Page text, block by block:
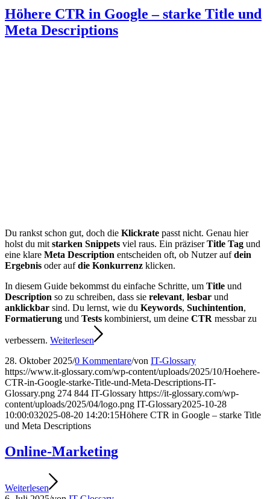
Höhere CTR in Google – starke Title und
Meta Descriptions
Du rankst schon gut, doch die Klickrate passt nicht. Genau hier
holst du mit starken Snippets viel raus. Ein präziserTitle Tag und
eine klare Meta Description entscheiden oft, ob Nutzer aufdein
Ergebnis oder aufdie Konkurrenz klicken.
In diesem Guide bekommst du einfache Schritte, um Title und
Description so zu schreiben, dass sie relevant, lesbar und
anklickbar sind. Du lernst, wie du Keywords, Suchintention,
Formatierung und Tests kombinierst, um deine CTR messbar zu
verbessern. Weiterlesen
28. Oktober 2025/0 Kommentare/von IT-Glossary
https://www.it-glossary.com/wp-content/uploads/2025/10/Hoehere-
CTR-in-Google-starke-Title-und-Meta-Descriptions-IT-
Glossary.png 274 844 IT-Glossary https://it-glossary.com/wp-
content/uploads/2025/04/logo.png IT-Glossary2025-10-28
10:00:032025-08-20 14:20:15Höhere CTR in Google – starke Title
und Meta Descriptions
Online-Marketing
Weiterlesen